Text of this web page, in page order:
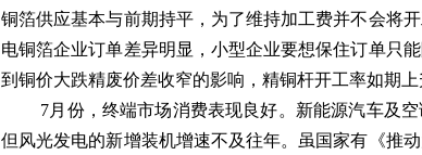
铜箔供应基本与前期持平，为了维持加工费并不会将
电铜箔企业订单差异明显，小型企业要想保住订单只
到铜价大跌精废价差收窄的影响，精铜杆开工率如期上
7月份，终端市场消费表现良好。新能源汽车及
但风光发电的新增装机增速不及往年。虽国家有《推